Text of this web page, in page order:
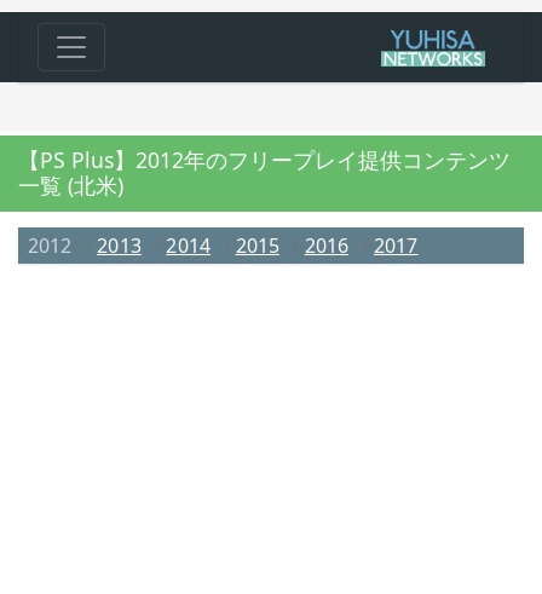
【PS Plus】2012年のフリープレイ提供コンテンツ
一覧 (北米)
2012 2013 2014 2015 2016 2017